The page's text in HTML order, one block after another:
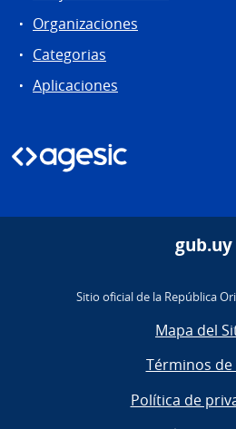
Organizaciones
Categorias
Aplicaciones
gub.uy
Sitio oficial de la República
Mapa del
Términos de
Política de